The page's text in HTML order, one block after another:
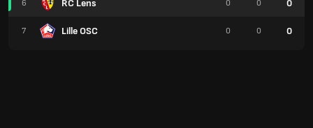
6 RC Lens
7 Lille OSC
0 0 0
0 0 0